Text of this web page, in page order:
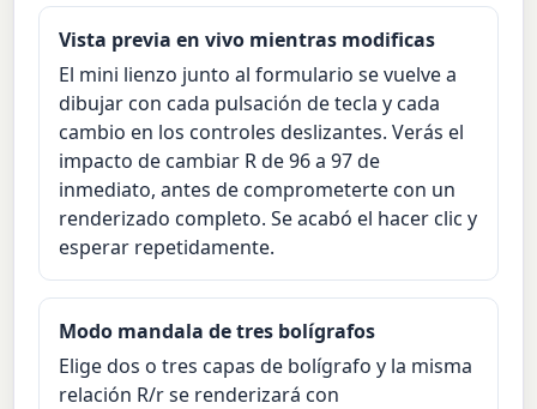
Vista previa en vivo mientras modificas
El mini lienzo junto al formulario se vuelve a
dibujar con cada pulsación de tecla y cada
cambio en los controles deslizantes. Verás el
impacto de cambiar R de 96 a 97 de
inmediato, antes de comprometerte con un
renderizado completo. Se acabó el hacer clic y
esperar repetidamente.
Modo mandala de tres bolígrafos
Elige dos o tres capas de bolígrafo y la misma
relación R/r se renderizará con